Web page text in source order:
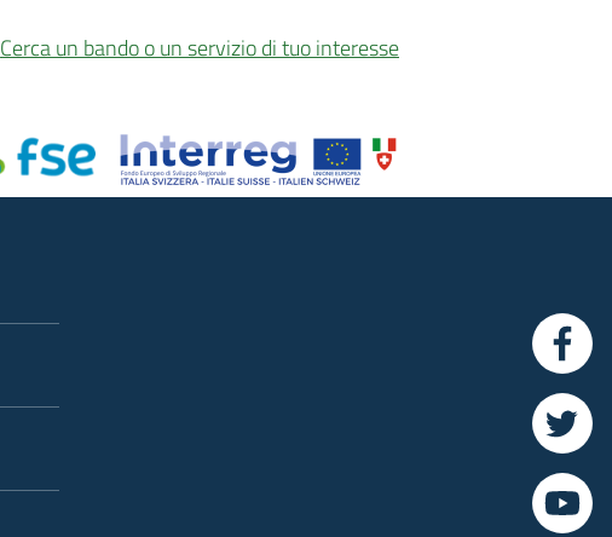
Cerca un bando o un servizio di tuo interesse